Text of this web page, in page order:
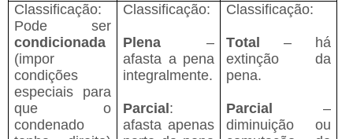
Classificação:
Pode ser
condicionada
(impor
condições
especiais para
que o
condenado
Classificação:
Plena –
afasta a pena
integralmente.
Parcial:
afasta apenas
Classificação:
Total – há
extinção da
pena.
Parcial –
diminuição ou